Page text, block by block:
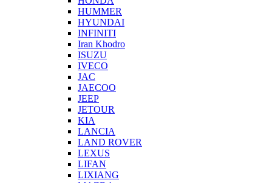
HUMMER
HYUNDAI
INFINITI
Iran Khodro
ISUZU
IVECO
JAC
JAECOO
JEEP
JETOUR
KIA
LANCIA
LAND ROVER
LEXUS
LIFAN
LIXIANG